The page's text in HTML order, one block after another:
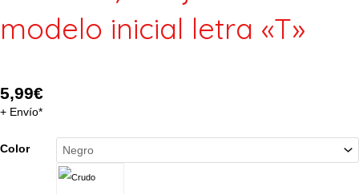
modelo inicial letra «T»
5,99€
+ Envío*
Color
Monederos